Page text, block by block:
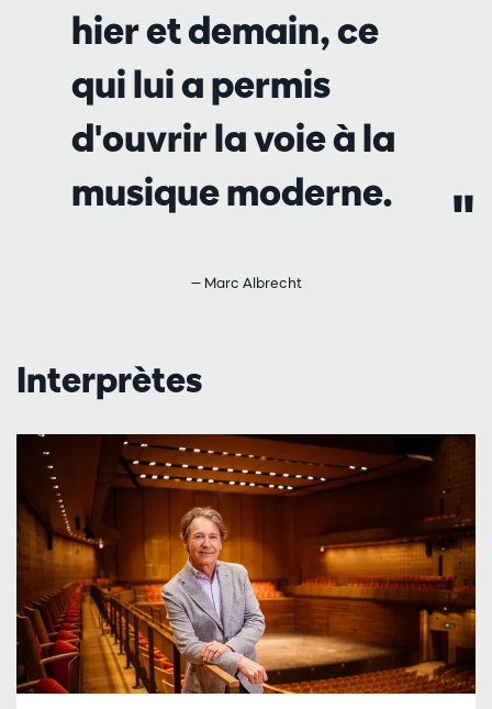
hier et demain, ce
qui lui a permis
d'ouvrir la voie à la
musique moderne.
— Marc Albrecht
Interprètes